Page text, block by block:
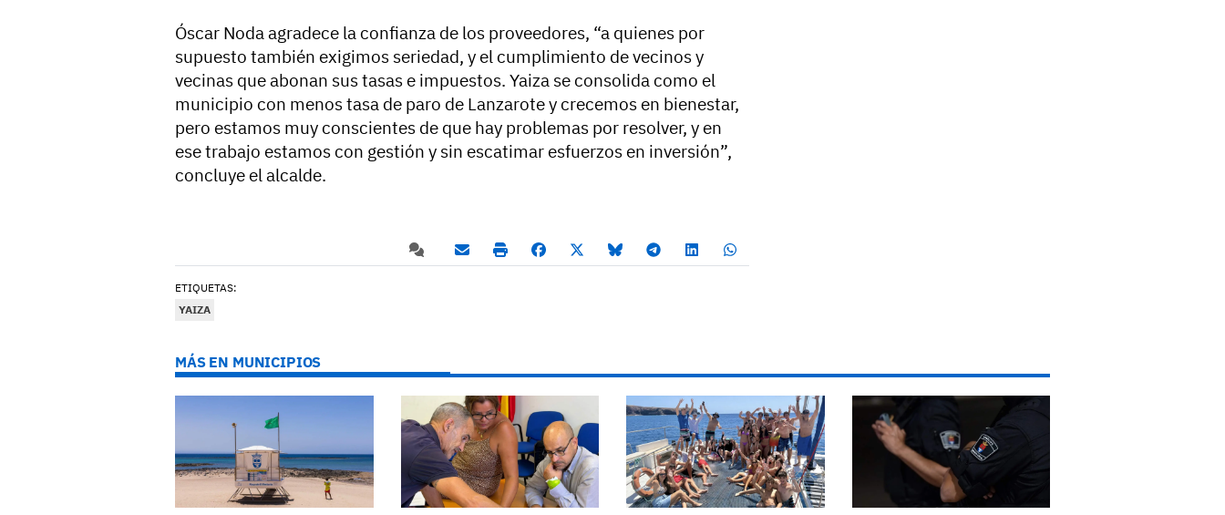
Óscar Noda agradece la confianza de los proveedores, “a quienes por
supuesto también exigimos seriedad, y el cumplimiento de vecinos y
vecinas que abonan sus tasas e impuestos. Yaiza se consolida como el
municipio con menos tasa de paro de Lanzarote y crecemos en bienestar,
pero estamos muy conscientes de que hay problemas por resolver, y en
ese trabajo estamos con gestión y sin escatimar esfuerzos en inversión”,
concluye el alcalde.
ETIQUETAS:
YAIZA
MÁS EN MUNICIPIOS